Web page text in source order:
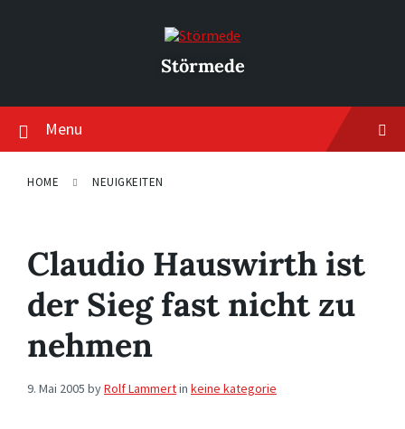
Störmede
Menu
HOME NEUIGKEITEN
Claudio Hauswirth ist
der Sieg fast nicht zu
nehmen
9. Mai 2005 byRolf Lammertin keine kategorie